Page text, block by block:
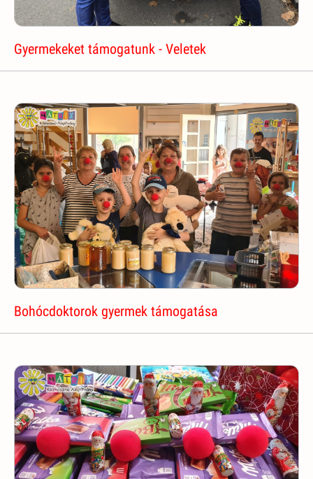
Gyermekeket támogatunk - Veletek
Bohócdoktorok gyermek támogatása